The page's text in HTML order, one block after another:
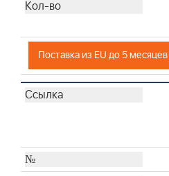
Поставка из EU до 5